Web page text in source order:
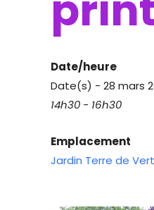
Date/heure
Date(s) - 28 mars
14h30 - 16h30
Emplacement
Jardin Terre de Vert